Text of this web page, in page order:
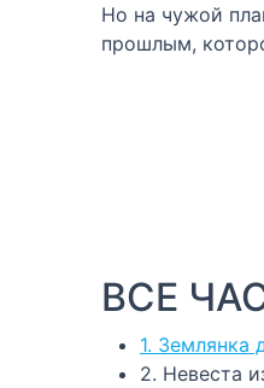
Но на чужой
прошлым,
ВСЕ
1. Землянка
2. Невеста